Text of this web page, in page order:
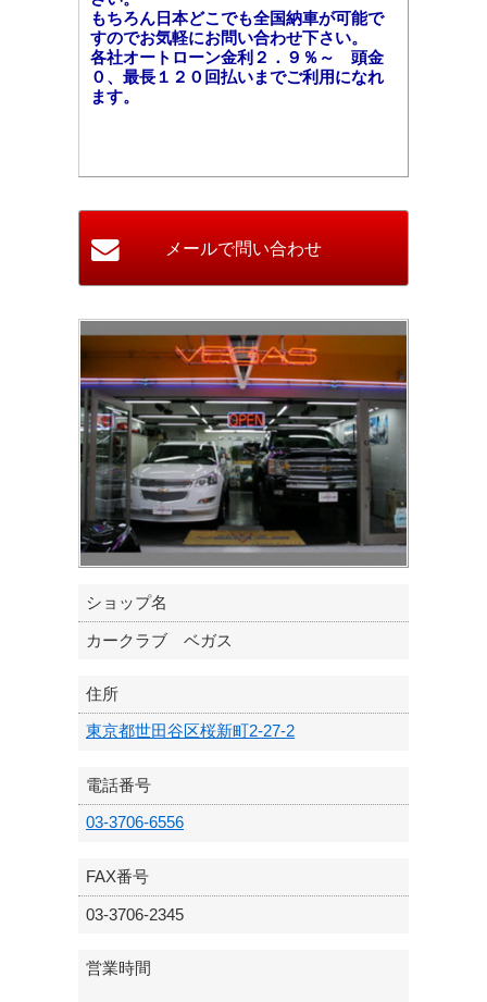
もちろん日本どこでも全国納車が可能で
すのでお気軽にお問い合わせ下さい。
各社オートローン金利２．９％～ 頭金
０、最長１２０回払いまでご利用になれ
ます。
ショップ名
カークラブ ベガス
住所
東京都世田谷区桜新町2-27-2
電話番号
03-3706-6556
FAX番号
03-3706-2345
営業時間